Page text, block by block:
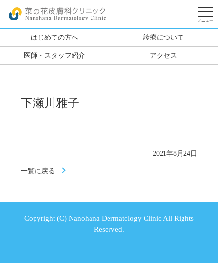
はじめての方へ 診療について
医師・スタッフ紹介 アクセス
下瀬川雅子
2021年8月24日
一覧に戻る
Copyright (C) Nanohana Dermatology Clinic All Rights
Reserved.